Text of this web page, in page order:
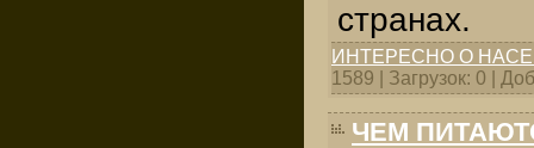
странах.
ИНТЕРЕСНО О
1589 | Загрузок: 0 |
ЧЕМ